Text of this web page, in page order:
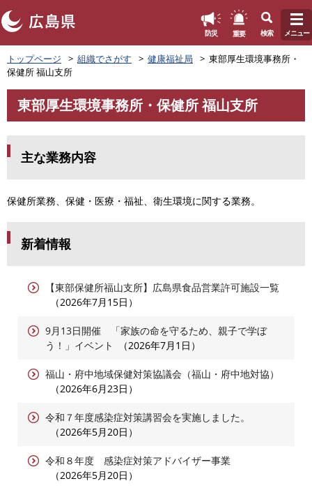
ペ
ー
ジ
の
頭
防災 重要 検索 メニュー
トップページ 組織でさがす 健康福祉局
東部厚生環境事務所・
保健所 福山支所
文
東部厚生環境事務所・保健所 福山支所
主な業務内容
保健所業務、保健・医療・福祉、衛生環境に関する業務。
新着情報
【東部保健所福山支所】広島県食品営業許可施設一覧
2026年7月15日
9月13日開催 「家族の命を守るため、親子で学ぼ
う！」イベント
2026年7月1日
福山・府中地域保健対策協議会（福山・府中地対協）
2026年6月23日
令和７年度感染症対策講習会を実施しました。
2026年5月20日
令和８年度 感染症対策アドバイザー事業
2026年5月20日